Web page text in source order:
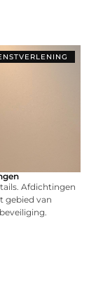
Afdichtingen
gebied van